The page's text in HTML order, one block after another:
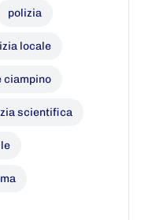
polizia
locale
ciampino
scientifica